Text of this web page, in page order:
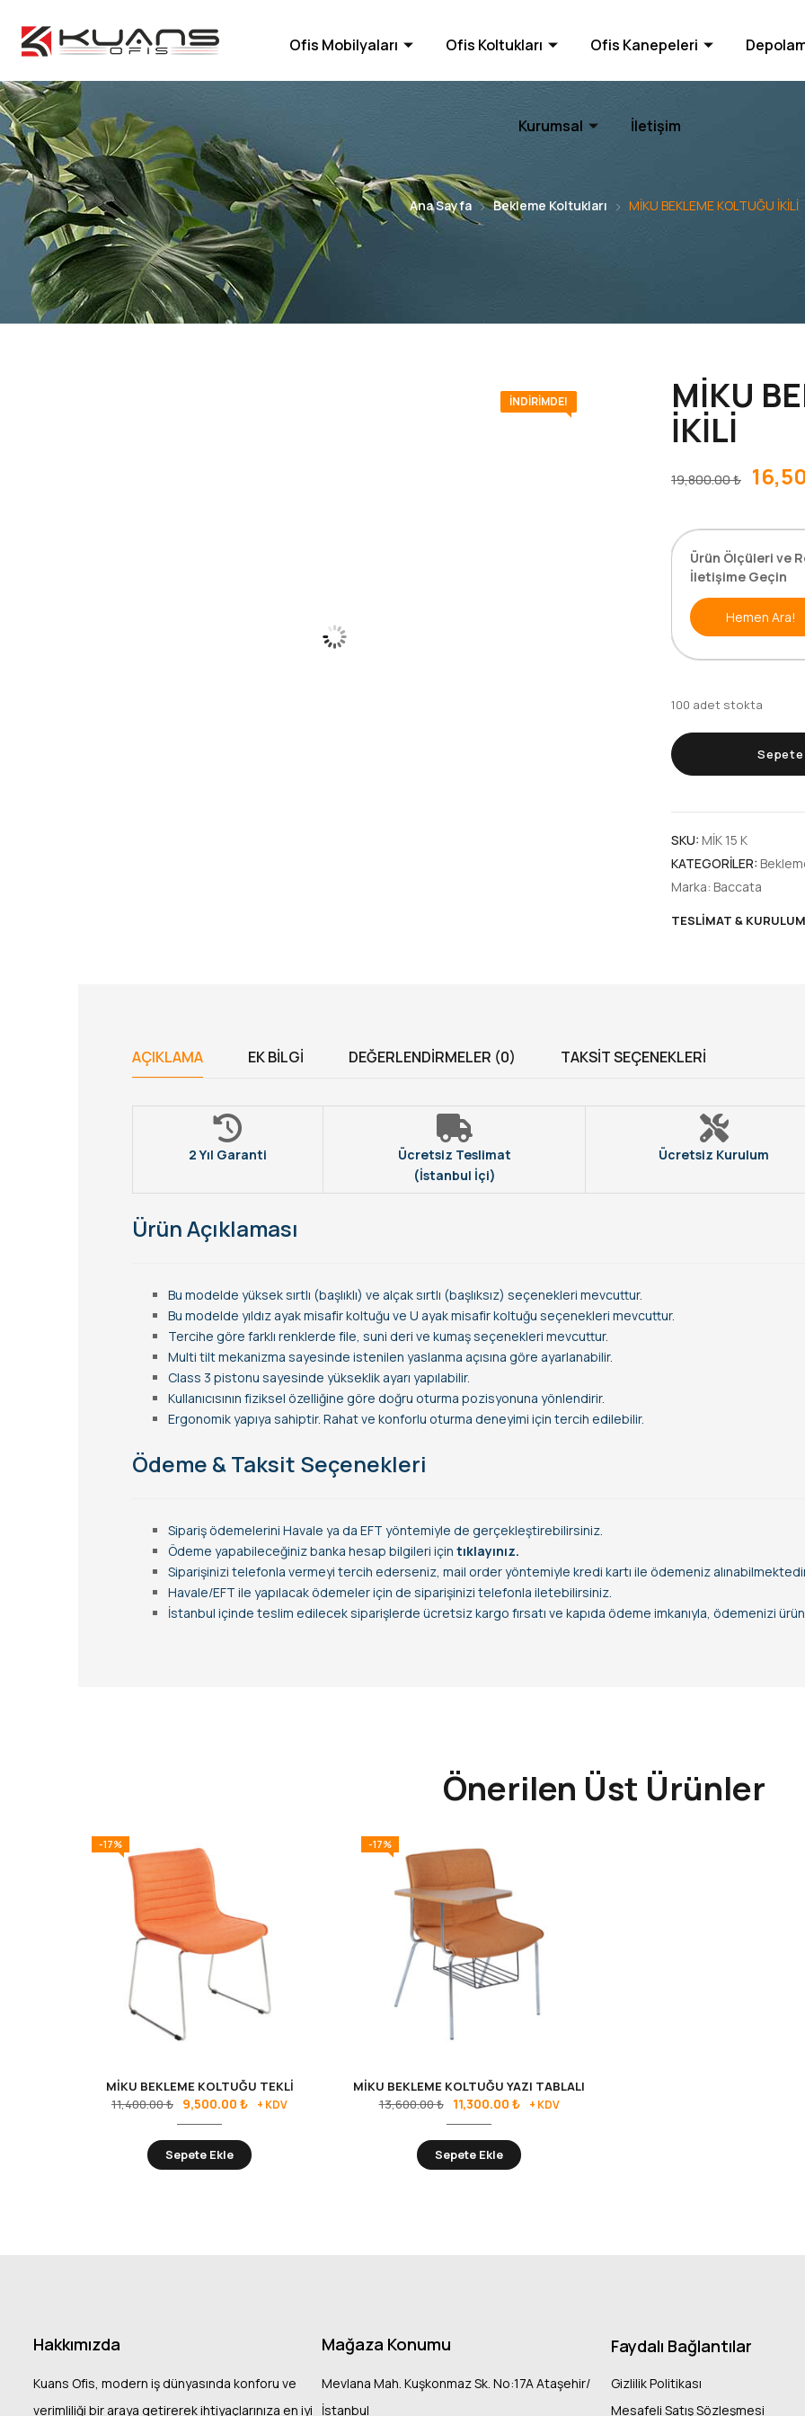
Ofis Mobilyaları Ofis Koltukları Ofis Kanepeleri
Kurumsal İletişim
Ana Sayfa Bekleme Koltukları MİKU BEKLEME KOLTUĞU İKİLİ
İNDIRIMDE! MİKU
İKİLİ
19,800.00₺
Ürün Ölçüleri ve
İletişime Geçin
Hemen Ara!
100 adet stokta
Sepete
SKU: MİK 15 K
KATEGORILER:
Marka: Baccata
TESLIMAT & KURULUM
AÇIKLAMA EK BILGI DEĞERLENDIRMELER (0) TAKSIT SEÇENEKLERI
2 Yıl Garanti
Ücretsiz Teslimat
(İstanbul İçi)
Ücretsiz Kurulum
Ürün Açıklaması
Bu modelde yüksek sırtlı (başlıklı) ve alçak sırtlı (başlıksız) seçenekleri mevcuttur.
Bu modelde yıldız ayak misafir koltuğu ve U ayak misafir koltuğu seçenekleri mevcuttur.
Tercihe göre farklı renklerde file, suni deri ve kumaş seçenekleri mevcuttur.
Multi tilt mekanizma sayesinde istenilen yaslanma açısına göre ayarlanabilir.
Class 3 pistonu sayesinde yükseklik ayarı yapılabilir.
Kullanıcısının fiziksel özelliğine göre doğru oturma pozisyonuna yönlendirir.
Ergonomik yapıya sahiptir. Rahat ve konforlu oturma deneyimi için tercih edilebilir.
Ödeme & Taksit Seçenekleri
Sipariş ödemelerini Havale ya da EFT yöntemiyle de gerçekleştirebilirsiniz.
Ödeme yapabileceğiniz banka hesap bilgileri için tıklayınız.
Siparişinizi telefonla vermeyi tercih ederseniz, mail order yöntemiyle kredi kartı ile ödemeniz
Havale/EFT ile yapılacak ödemeler için de siparişinizi telefonla iletebilirsiniz.
İstanbul içinde teslim edilecek siparişlerde ücretsiz kargo fırsatı ve kapıda ödeme imkanıyla, ödemenizi
Önerilen Üst Ürünler
-17%
MİKU BEKLEME KOLTUĞU TEKLİ
11,400.00₺ 9,500.00 ₺ + KDV
Sepete Ekle
-17%
MİKU BEKLEME KOLTUĞU YAZI TABLALI
13,600.00₺ 11,300.00 ₺ + KDV
Sepete Ekle
Hakkımızda
Kuans Ofis, modern iş dünyasında konforu ve
verimliliği bir araya getirerek ihtiyaçlarınıza en iyi
Mağaza Konumu
Mevlana Mah. Kuşkonmaz Sk. No:17A Ataşehir/
İstanbul
Faydalı Bağlantılar
Gizlilik Politikası
Mesafeli Satış Sözleşmesi